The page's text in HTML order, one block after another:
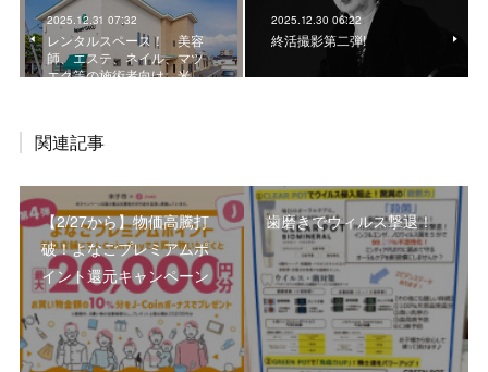
2025.12.31 07:32
レンタルスペース！ 美容
師、エステ、ネイル、マツ
エク等の施術者向け。米…
2025.12.30 06:22
終活撮影第二弾!
関連記事
【2/27から】物価高騰打
破！よなごプレミアムポ
イント還元キャンペーン
歯磨きでウィルス撃退！